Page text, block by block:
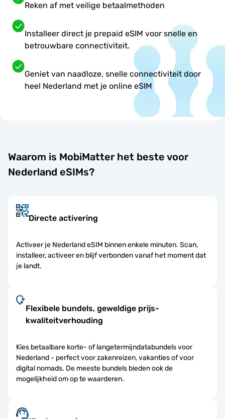
Reken af met veilige betaalmethoden
Installeer direct je prepaid eSIM voor snelle en
betrouwbare connectiviteit.
Geniet van naadloze, snelle connectiviteit door
heel Nederland met je online eSIM
Waarom is MobiMatter het beste voor
Nederland eSIMs?
Directe activering
Activeer je Nederland eSIM binnen enkele minuten. Scan,
installeer, activeer en blijf verbonden vanaf het moment dat
je landt.
Flexibele bundels, geweldige prijs-
kwaliteitverhouding
Kies betaalbare korte- of langetermijndatabundels voor
Nederland - perfect voor zakenreizen, vakanties of voor
digital nomads. De meeste bundels bieden ook de
mogelijkheid om op te waarderen.